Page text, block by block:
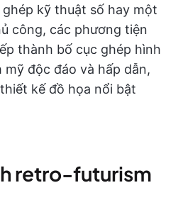
kỹ thuật số hay một
công, các phương tiện
thành bố cục ghép hình
độc đáo và hấp dẫn,
kế đồ họa nổi bật
retro-futurism